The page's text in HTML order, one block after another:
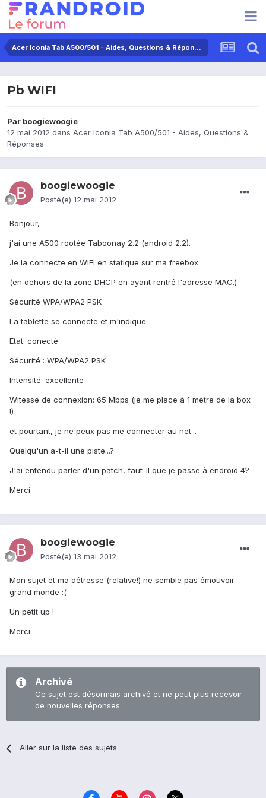
Acer Iconia Tab A500/501 - Aides, Questions & Réponses
Pb WIFI
Par boogiewoogie
12 mai 2012 dans Acer Iconia Tab A500/501 - Aides, Questions &
Réponses
boogiewoogie
Posté(e) 12 mai 2012
Bonjour,
j'ai une A500 rootée Taboonay 2.2 (android 2.2).
Je la connecte en WIFI en statique sur ma freebox
(en dehors de la zone DHCP en ayant rentré l'adresse MAC.)
Sécurité WPA/WPA2 PSK
La tablette se connecte et m'indique:
Etat: conecté
Sécurité : WPA/WPA2 PSK
Intensité: excellente
Witesse de connexion: 65 Mbps (je me place à 1 mètre de la box
!)
et pourtant, je ne peux pas me connecter au net...
Quelqu'un a-t-il une piste...?
J'ai entendu parler d'un patch, faut-il que je passe à endroid 4?
Merci
boogiewoogie
Posté(e) 13 mai 2012
Mon sujet et ma détresse (relative!) ne semble pas émouvoir
grand monde :(
Un petit up !
Merci
Archivé
Ce sujet est désormais archivé et ne peut plus recevoir
de nouvelles réponses.
Aller sur la liste des sujets